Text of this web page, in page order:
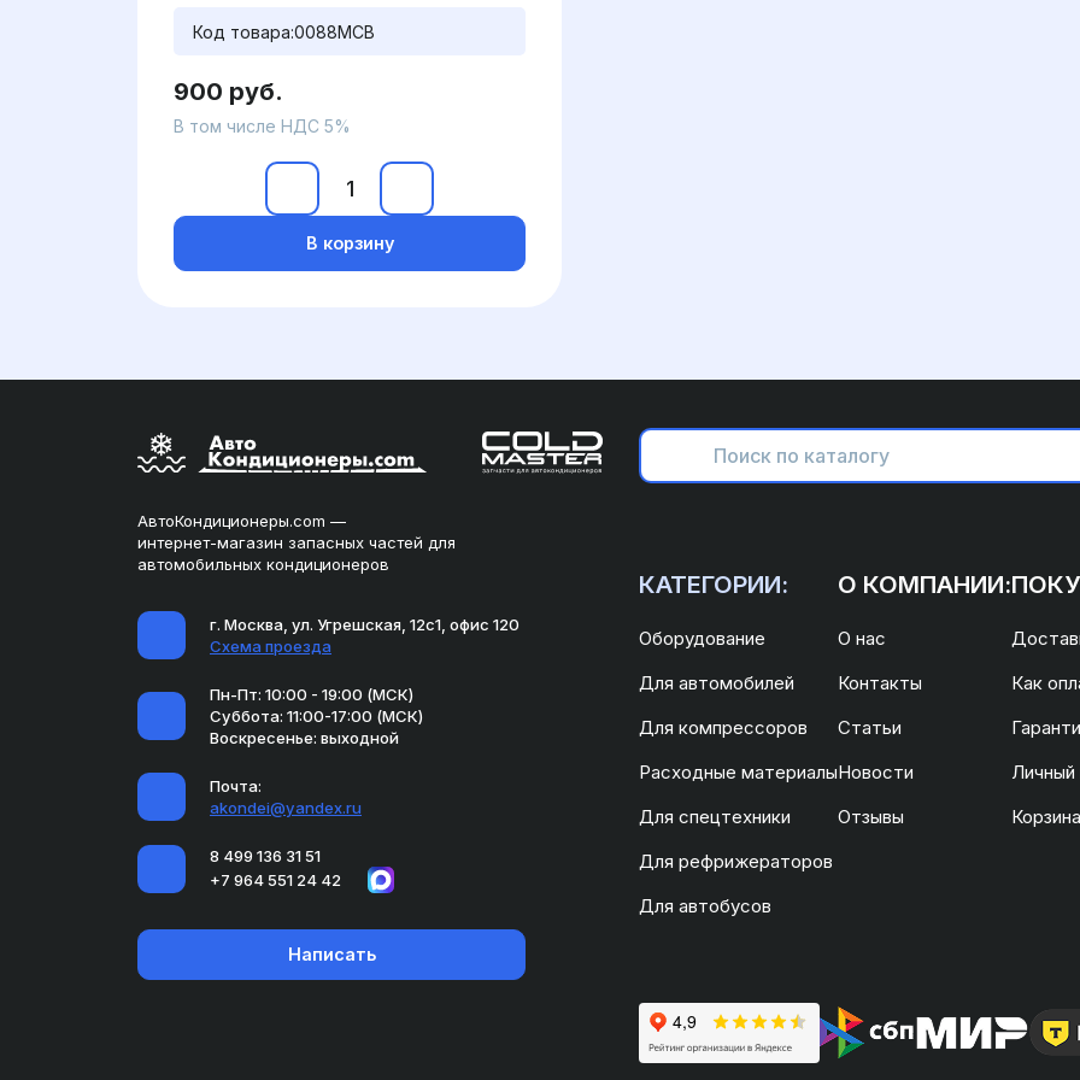
Код товара:0088MCB
900 руб.
В том числе НДС 5%
В корзину
АвтоКондиционеры.com —
интернет-магазин запасных частей для
автомобильных кондиционеров
г. Москва, ул. Угрешская, 12с1, офис 120
Схема проезда
Пн-Пт: 10:00 - 19:00 (МСК)
Суббота: 11:00-17:00 (МСК)
Воскресенье: выходной
Почта:
akondei@yandex.ru
8 499 136 31 51
+7 964 551 24 42
Написать
КАТЕГОРИИ:
Оборудование
Для автомобилей
Для компрессоров
Расходные материалы
Для спецтехники
Для рефрижераторов
Для автобусов
О КОМПАНИИ:
О нас
Контакты
Статьи
Новости
Отзывы
Как
Личный
Корзина